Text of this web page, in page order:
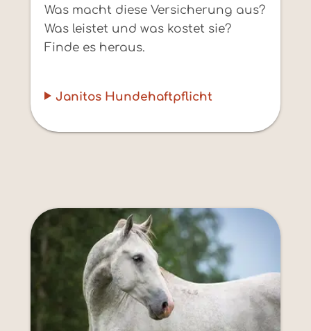
Was macht diese Versicherung aus?
Was leistet und was kostet sie?
Finde es heraus.
Janitos Hundehaftpflicht